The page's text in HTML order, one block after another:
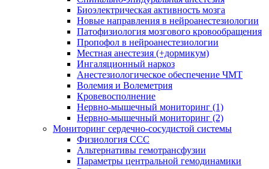
Биоэлектрическая активность мозга
Новые направления в нейроанестезиологии
Патофизиология мозгового кровообращения
Пропофол в нейроанестезиологии
Местная анестезия (+дормикум)
Ингаляционный наркоз
Анестезиологическое обеспечение ЧМТ
Волемия и Волеметрия
Кровевосполнение
Нервно-мышечный мониторинг (1)
Нервно-мышечный мониторинг (2)
Мониторинг сердечно-сосудистой системы
Физиология ССС
Альтернативы гемотрансфузии
Параметры центральной гемодинамики